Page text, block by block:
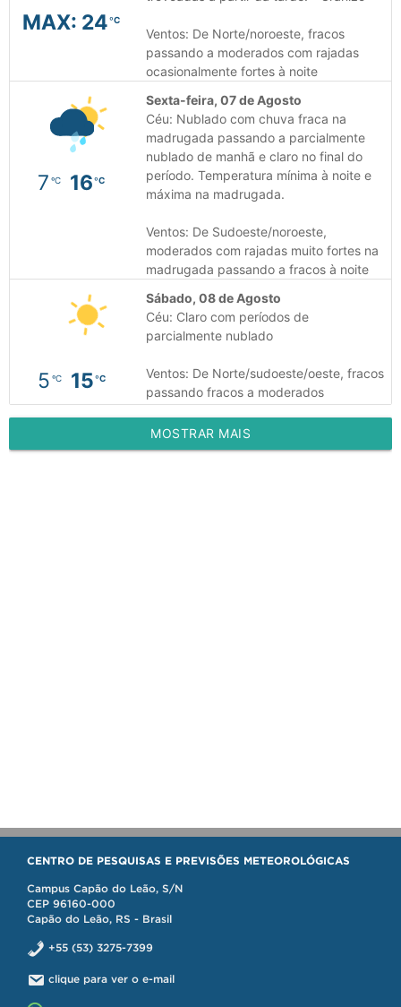
CENTRO DE PESQUISAS E PREVISÕES METEOROLÓGICAS
Campus Capão do Leão, S/N
CEP 96160-000
Capão do Leão, RS - Brasil
+55 (53) 3275-7399
clique para ver o e-mail